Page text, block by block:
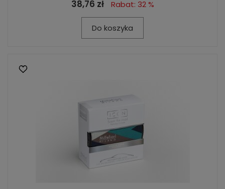
38,76 zł Rabat: 32 %
Do koszyka